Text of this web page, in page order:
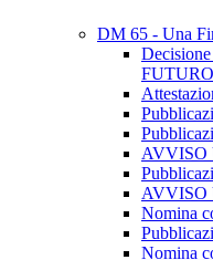
DM 65 - Una
AVVISO
AVVISO
Nomina
Nomina